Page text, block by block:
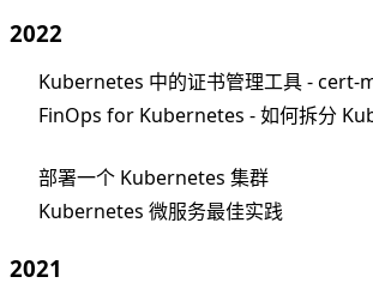
2022
Kubernetes 中的证书管理工具 - cert-
FinOps for Kubernetes - 如何拆分
部署一个 Kubernetes 集群
Kubernetes 微服务最佳实践
2021